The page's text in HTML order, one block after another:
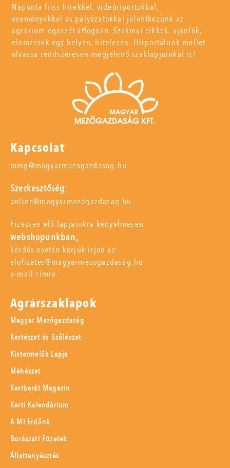
Naponta friss hírekkel, videóriportokkal,
eseményekkel és pályázatokkal jelentkezünk az
agrárium egészét átfogóan. Szakmai cikkek, ajánlók,
elemzések egy helyen, hitelesen. Hírportálunk mellet
olvassa rendszeresen megjelenő szaklapjainkat is!
Kapcsolat
mmg@magyarmezogazdasag.hu
Szerkesztőség:
online@magyarmezogazdasag.hu
Fizessen elő lapjainkra kényelmesen
webshopunkban,
kérdés esetén kérjük írjon az
elofizetes@magyarmezogazdasag.hu
e-mail címre.
Agrárszaklapok
Magyar Mezőgazdaság
Kertészet és Szőlészet
Kistermelők Lapja
Méhészet
Kertbarát Magazin
Kerti Kalendárium
A Mi Erdőnk
Borászati Füzetek
Állattenyésztés